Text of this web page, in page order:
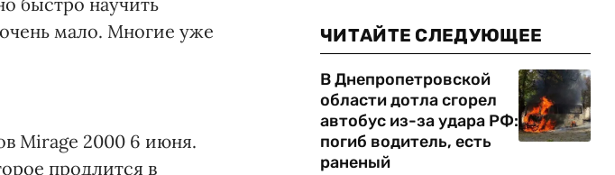
мало. Многие уже
Mirage 2000 6 июня.
продлится в
ЧИТАЙТЕ СЛЕДУЮЩЕЕ
В Днепропетровской
области дотла сгорел
автобус из-за удара РФ:
погиб водитель, есть
раненый